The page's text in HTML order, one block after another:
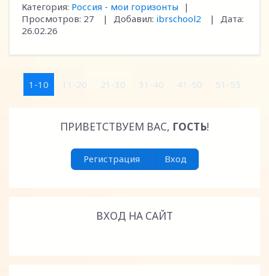
Категория: Россия - мои горизонты
|
Просмотров: 27 | Добавил: ibrschool2 |
Дата:
26.02.26
1-10 11-20 21-30 31-40 41-50 51-55
ПРИВЕТСТВУЕМ ВАС, ГОСТЬ!
Регистрация Вход
ВХОД НА САЙТ